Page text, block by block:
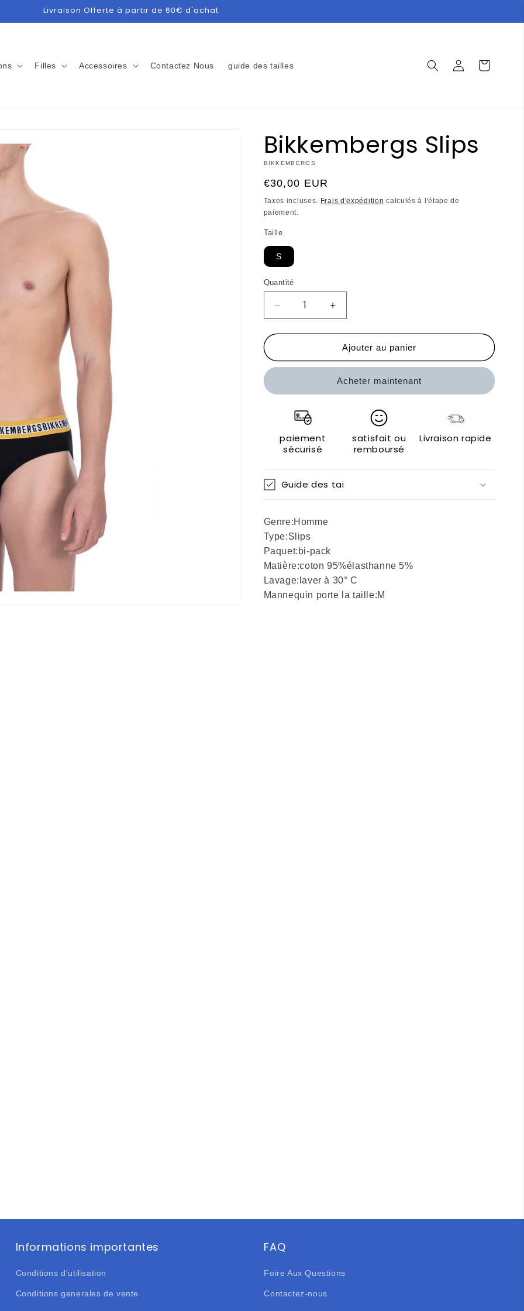
Livraison Offerte à partir de 60€ d'achat
Filles Accessoires Contactez Nous guide des tailles ConnexionPanier
Bikkembergs Slips
BIKKEMBERGS
Prix
habituel
€30,00 EUR
Taxes incluses. Frais d'expédition calculés à l'étape de
paiement.
Taille
S
Quantité
Réduire
la
quantité
Bikkembergs
Augmenter
la
quantité
de
Bikkembergs
Ajouter au panier
Acheter maintenant
paiement
sécurisé
satisfait ou
remboursé
Livraison rapide
Guide des tai
Genre:Homme
Type:Slips
Paquet: bi-pack
Matière:coton 95%élasthanne 5%
Lavage: laver à 30° C
Mannequin porte la taille:M
Informations importantes
Conditions d'utilisation
Conditions generales de vente
FAQ
Foire Aux Questions
Contactez-nous